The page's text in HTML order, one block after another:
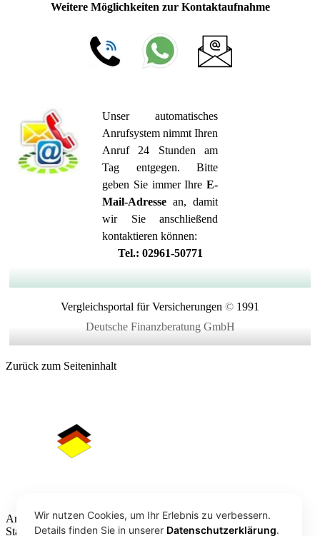
Wir nutzen Cookies, um Ihr Erlebnis zu verbessern.
Details finden Sie in unserer Datenschutzerklärung.
Weitere Möglichkeiten zur Kontaktaufnahme
Unser automatisches
Anrufsystem nimmt Ihren
Anruf 24 Stunden am
Tag entgegen.
Bitte
geben Sie immer Ihre E-
Mail-Adresse an, damit
wir Sie anschließend
kontaktieren können:
Tel.: 02961-50771
Vergleichsportal für Versicherungen © 1991
Deutsche Finanzberatung GmbH
Zurück zum Seiteninhalt
Arzthaftpflicht Installieren Sie diese Website auf Ihrem
Startbildschirm für ein besseres Erlebnis